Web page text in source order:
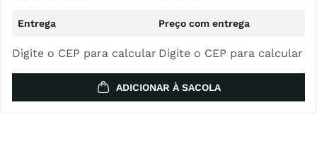
Digite o CEP para calcular Digite o CEP para calcular
ADICIONAR À SACOLA